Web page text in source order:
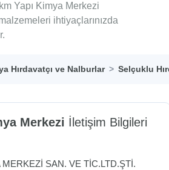
Yapı Kimya Merkezi
ihtiyaçlarınızda
Hırdavatçı ve Nalburlar Selçuklu
Merkezi İletişim Bilgileri
SAN. VE TİC.LTD.ŞTİ.